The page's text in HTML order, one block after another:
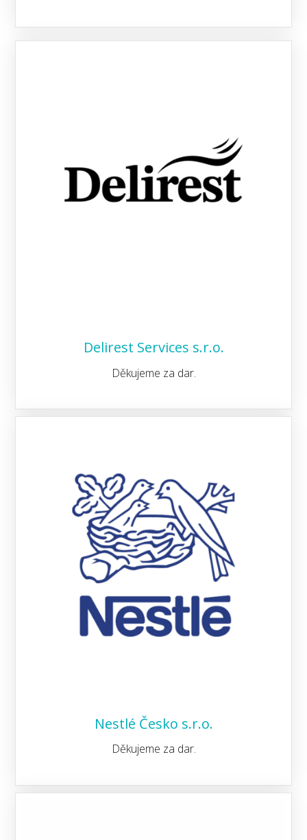
Delirest Services s.r.o.
Děkujeme za dar.
Nestlé Česko s.r.o.
Děkujeme za dar.